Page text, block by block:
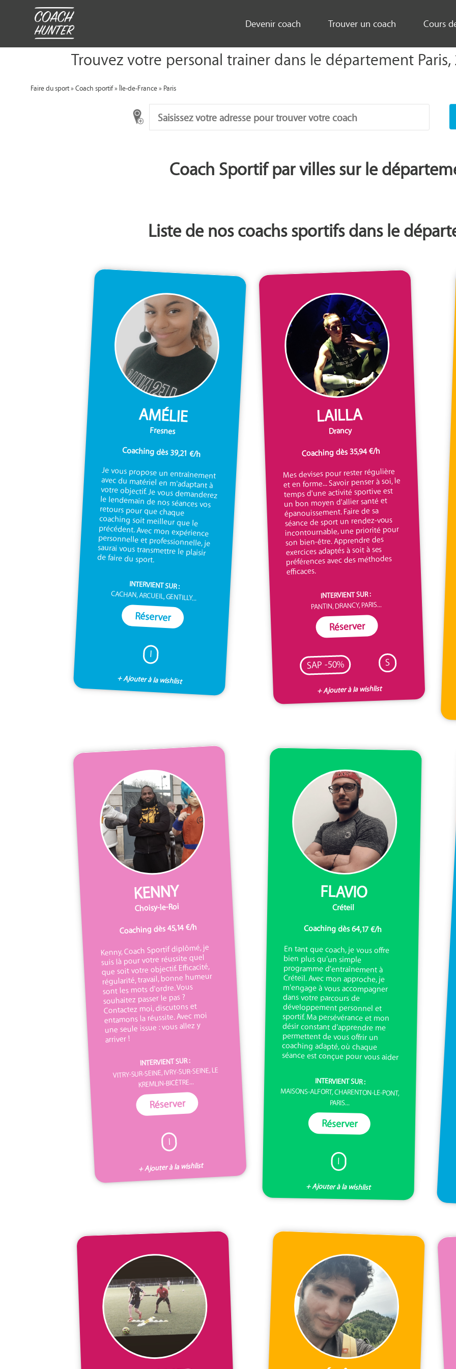
Devenir coach Trouver un coach Cours
Trouvez votre personal trainer dans le département Paris,
Faire du sport»Coach sportif»Île-de-France»Paris
Coach Sportif par villes sur le
Liste de nos coachs sportifs dans le
AMÉLIE
Fresnes
Coaching dès 39,21 €/h
Je vous propose un entraînement
avec du matériel en m'adaptant à
votre objectif. Je vous demanderez
le lendemain de nos séances vos
retours pour que chaque
coaching soit meilleur que le
précédent. Avec mon expérience
personnelle et professionnelle, je
saurai vous transmettre le plaisir
de faire du sport.
INTERVIENT SUR :
CACHAN, ARCUEIL, GENTILLY...
Réserver
I
+ Ajouter à la wishlist
LAILLA
Drancy
Coaching dès 35,94 €/h
Mes devises pour rester régulière
et en forme... Savoir penser à soi, le
temps d'une activité sportive est
un bon moyen d'allier santé et
épanouissement. Faire de sa
séance de sport un rendez-vous
incontournable, une priorité pour
son bien-être. Apprendre des
exercices adaptés à soit à ses
préférences avec des méthodes
efficaces.
INTERVIENT SUR :
PANTIN, DRANCY, PARIS...
Réserver
SAP -50% S
+ Ajouter à la wishlist
KENNY
Choisy-le-Roi
Coaching dès 45,14 €/h
Kenny, Coach Sportif diplômé, je
suis là pour votre réussite quel
que soit votre objectif. Efficacité,
régularité, travail, bonne humeur
sont les mots d'ordre. Vous
souhaitez passer le pas ?
Contactez moi, discutons et
entamons la réussite. Avec moi
une seule issue : vous allez y
arriver !
INTERVIENT SUR :
VITRY-SUR-SEINE, IVRY-SUR-SEINE, LE
KREMLIN-BICÊTRE...
Réserver
I
+ Ajouter à la wishlist
FLAVIO
Créteil
Coaching dès 64,17 €/h
En tant que coach, je vous offre
bien plus qu'un simple
programme d'entraînement à
Créteil. Avec mon approche, je
m'engage à vous accompagner
dans votre parcours de
développement personnel et
sportif. Ma persévérance et mon
désir constant d'apprendre me
permettent de vous offrir un
coaching adapté, où chaque
séance est conçue pour vous aider
INTERVIENT SUR :
MAISONS-ALFORT, CHARENTON-LE-PONT,
PARIS...
Réserver
I
+ Ajouter à la wishlist